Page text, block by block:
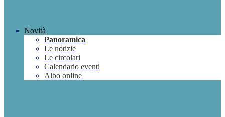
Novità
Panoramica
Le notizie
Le circolari
Calendario eventi
Albo online